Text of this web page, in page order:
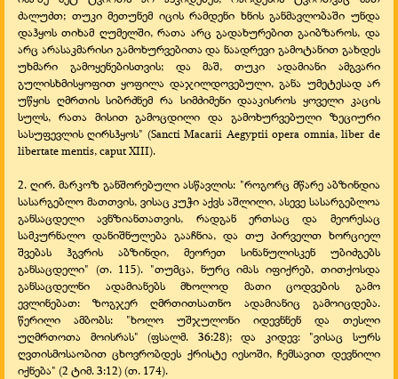
ძალუძთ; თუკი მეთუნემ იცის რამდენი ხნის განმავლობაში უნდა
დაჰყოს თიხამ ღუმელში, რათა არც გადახურებით გაიბზაროს, და
არც არასაკმარისი გამოხურვებითა და ნაადრევი გამოტანით გახდეს
უხმარი გამოყენებისთვის; და მაშ, თუკი ადამიანი ამგვარი
გულისხმისყოფით ყოფილა დაჯილდოვებული, განა უმეტესად არ
უწყის ღმრთის სიბრძნემ რა სიმძიმენი დააკისროს ყოველი კაცის
სულს, რათა მისით გამოცდილი და გამოხურვებული ზეციური
სასუფევლის ღირსჰყოს" (Sancti Macarii Aegyptii opera omnia, liber de
libertate mentis, caput XIII).
2. ღირ. მარკოზ განშორებული ასწავლის: "როგორც მწარე აბზინდია
სასარგებლო მათთვის, ვისაც კუჭი აქვს აშლილი, ასევე სასარგებლოა
განსაცდელი ავნზიანთათვის, რადგან ერთსაც და მეორესაც
სამკურნალო დანიშნულება გააჩნია, და თუ პირველთ ხორციელ
შვებას ჰგვრის აბზინდი, მეორეთ სინანულისკენ უბიძგებს
განსაცდელი" (თ. 115). "თუმცა, ნურც იმას იფიქრებ, თითქოსდა
განსაცდელნი ადამიანებს მხოლოდ მათი ცოდვების გამო
ევლინებათ: ზოგჯერ ღმრთითსათნო ადამიანიც გამოიცდება.
წერილი ამბობს: "ხოლო უშჯულონი იდევნნენ და თესლი
უღმრთოთა მოისრას" (ფსალმ. 36:28); და კიდევ: "ვისაც სურს
ღვთისმოსაობით ცხოვრობდეს ქრისტე იესოში, ჩემსავით დევნილი
იქნება" (2 ტიმ. 3:12) (თ. 174).